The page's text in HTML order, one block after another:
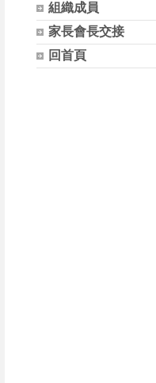
組織成員
家長會長交接
回首頁